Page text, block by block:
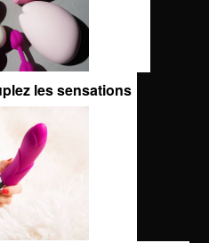
les sensations